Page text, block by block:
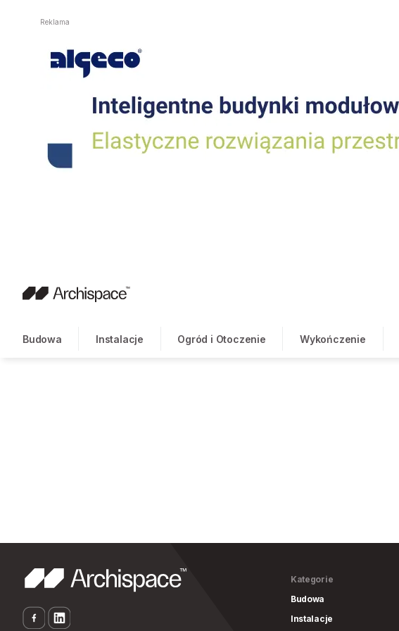
Reklama
Budowa Instalacje Ogród i Otoczenie Wykończenie
Kategorie
Budowa
Instalacje